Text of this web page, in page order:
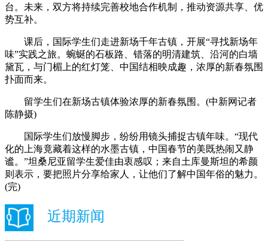
台。未来，双方将持续完善校地合作机制，推动资源共享、优
势互补。
课后，国际学生们走进新场千年古镇，开展“寻找新场年
味”实践之旅。蜿蜒的石板路、错落的明清建筑、沿河的白墙
黛瓦，与门楣上的红灯笼、中国结相映成趣，浓厚的新春氛围
扑面而来。
留学生们在新场古镇体验浓厚的新春氛围。(中新网记者
陈静摄)
国际学生们放慢脚步，纷纷用镜头捕捉古镇年味。“现代
化的上海竟藏着这样的水墨古镇，中国春节的美既热闹又静
谧。”坦桑尼亚留学生爱佳由衷感叹；来自土库曼斯坦的希颜
则表示，要把照片分享给家人，让他们了解中国年俗的魅力。
(完)